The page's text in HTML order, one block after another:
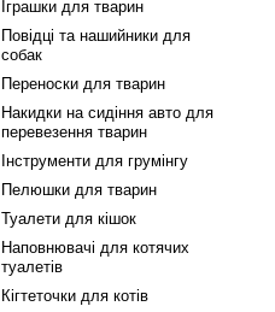
Іграшки для тварин
Повідці та нашийники для
собак
Переноски для тварин
Накидки на сидіння авто для
перевезення тварин
Інструменти для грумінгу
Пелюшки для тварин
Туалети для кішок
Наповнювачі для котячих
туалетів
Кігтеточки для котів